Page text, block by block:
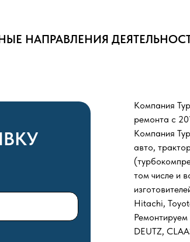
НАПРАВЛЕНИЯ
Компания
ремонта с
Компания
авто,
том числе и
Hitachi,
Ремонтируем
DEUTZ,